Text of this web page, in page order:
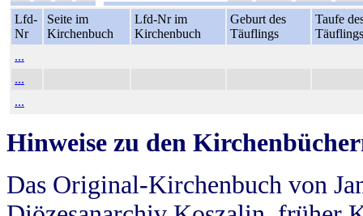
Lfd-
Nr
Seite im
Kirchenbuch
Lfd-Nr im
Kirchenbuch
Geburt des
Täuflings
Taufe
Täuflings
...
...
...
Hinweise zu den
Das Original-Kirchenbuch von